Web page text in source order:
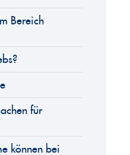
Bereich
für
können bei